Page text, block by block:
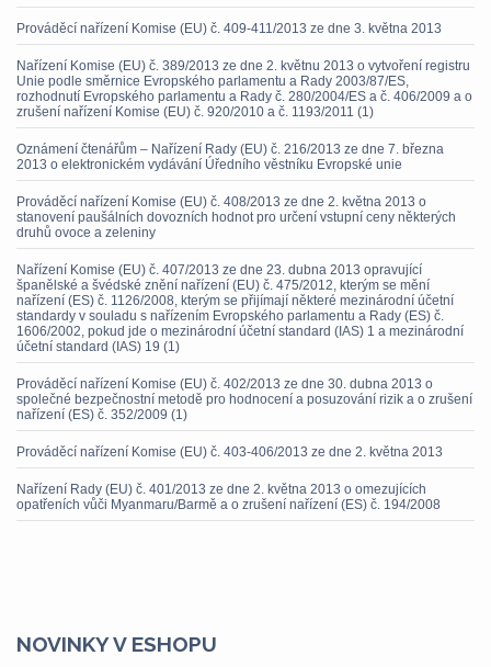
Prováděcí nařízení Komise (EU) č. 409-411/2013 ze dne 3. května 2013
Nařízení Komise (EU) č. 389/2013 ze dne 2. květnu 2013 o vytvoření registru
Unie podle směrnice Evropského parlamentu a Rady 2003/87/ES,
rozhodnutí Evropského parlamentu a Rady č. 280/2004/ES a č. 406/2009 a o
zrušení nařízení Komise (EU) č. 920/2010 a č. 1193/2011 (1)
Oznámení čtenářům – Nařízení Rady (EU) č. 216/2013 ze dne 7. března
2013 o elektronickém vydávání Úředního věstníku Evropské unie
Prováděcí nařízení Komise (EU) č. 408/2013 ze dne 2. května 2013 o
stanovení paušálních dovozních hodnot pro určení vstupní ceny některých
druhů ovoce a zeleniny
Nařízení Komise (EU) č. 407/2013 ze dne 23. dubna 2013 opravující
španělské a švédské znění nařízení (EU) č. 475/2012, kterým se mění
nařízení (ES) č. 1126/2008, kterým se přijímají některé mezinárodní účetní
standardy v souladu s nařízením Evropského parlamentu a Rady (ES) č.
1606/2002, pokud jde o mezinárodní účetní standard (IAS) 1 a mezinárodní
účetní standard (IAS) 19 (1)
Prováděcí nařízení Komise (EU) č. 402/2013 ze dne 30. dubna 2013 o
společné bezpečnostní metodě pro hodnocení a posuzování rizik a o zrušení
nařízení (ES) č. 352/2009 (1)
Prováděcí nařízení Komise (EU) č. 403-406/2013 ze dne 2. května 2013
Nařízení Rady (EU) č. 401/2013 ze dne 2. května 2013 o omezujících
opatřeních vůči Myanmaru/Barmě a o zrušení nařízení (ES) č. 194/2008
NOVINKY V ESHOPU